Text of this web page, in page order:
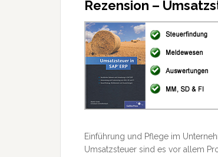
Rezension –
Einführung und Pflege im
Umsatzsteuer sind es vor allem